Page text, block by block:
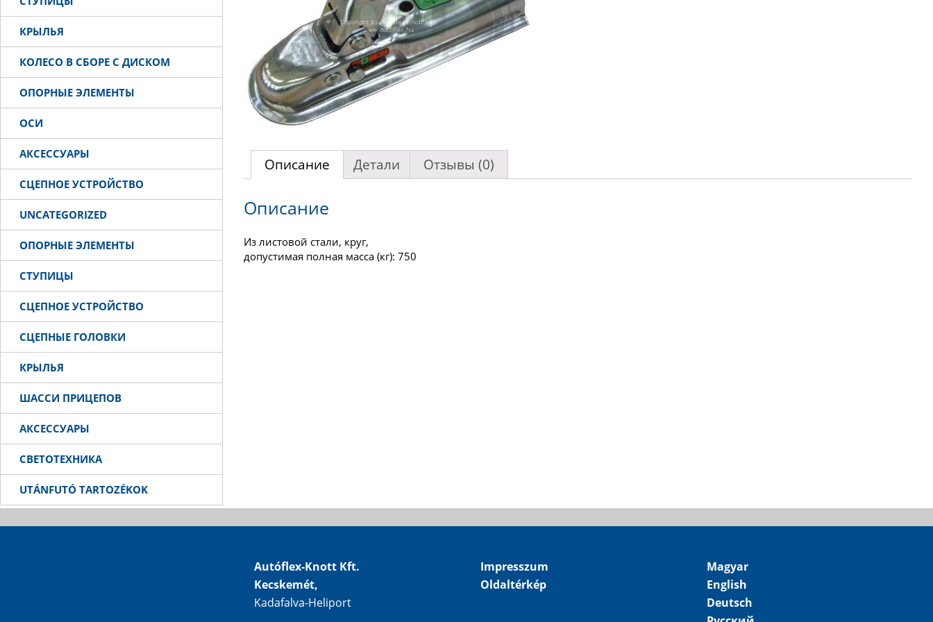
КРЫЛЬЯ
КОЛЕСО В СБОРЕ С ДИСКОМ
ОПОРНЫЕ ЭЛЕМЕНТЫ
ОСИ
АКСЕССУАРЫ
СЦЕПНОЕ УСТРОЙСТВО
UNCATEGORIZED
ОПОРНЫЕ ЭЛЕМЕНТЫ
СТУПИЦЫ
СЦЕПНОЕ УСТРОЙСТВО
СЦЕПНЫЕ ГОЛОВКИ
КРЫЛЬЯ
ШАССИ ПРИЦЕПОВ
АКСЕССУАРЫ
СВЕТОТЕХНИКА
UTÁNFUTÓ TARTOZÉKOK
Описание Детали Отзывы (0)
Описание
Из листовой стали, круг,
допустимая полная масса (кг): 750
Autóflex-Knott Kft.
Kecskemét,
Kadafalva-Heliport
Impresszum
Oldaltérkép
Magyar
English
Deutsch